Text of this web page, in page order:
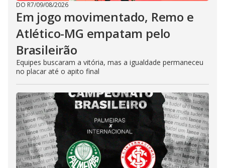
DO R7/09/08/2026
Em jogo movimentado, Remo e
Atlético-MG empatam pelo
Brasileirão
Equipes buscaram a vitória, mas a igualdade permaneceu
no placar até o apito final